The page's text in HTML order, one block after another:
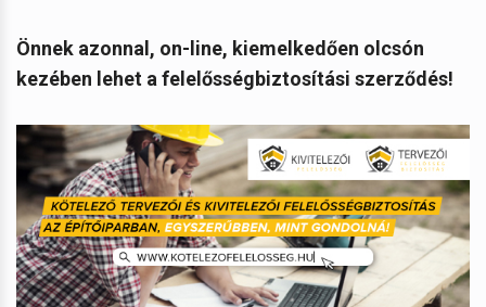
Önnek azonnal, on-line, kiemelkedően olcsón
kezében lehet a felelősségbiztosítási szerződés!